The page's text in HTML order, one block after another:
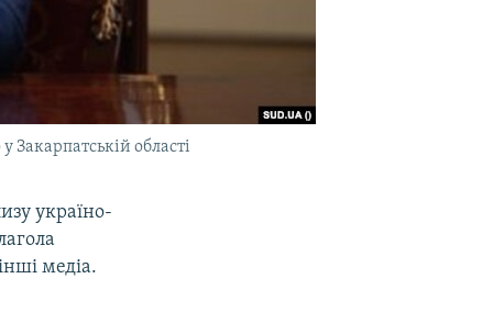
області
україно-
медіа.